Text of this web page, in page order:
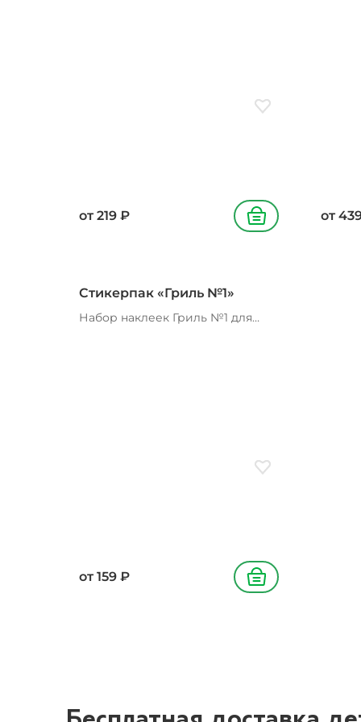
Добавить в
от 219 ₽ В корзину от
Добавить в
Стикерпак «Гриль №1»
Набор наклеек Гриль №1 для
от 159 ₽ В корзину